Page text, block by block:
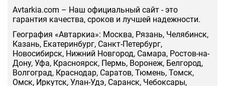
Аvtarkia.com – Наш официальный сайт - это
гарантия качества, сроков и лучшей надежности.
География «Автаркиа»: Москва, Рязань, Челябинск,
Казань, Екатеринбург, Санкт-Петербург,
Новосибирск, Нижний Новгород, Самара, Ростов-на-
Дону, Уфа, Красноярск, Пермь, Воронеж, Белгород,
Волгоград, Краснодар, Саратов, Тюмень, Томск,
Омск, Иркутск, Улан-Удэ, Саранск, Чебоксары,